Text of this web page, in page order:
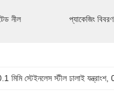
নীল প্যাকেজিং
মিমি স্টেইনলেস স্টীল ঢালাই যন্ত্রাংশ,